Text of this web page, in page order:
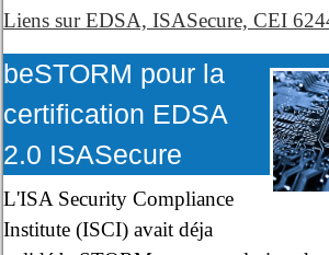
Liens sur EDSA, ISASecure, CEI
beSTORM pour la
certification EDSA
2.0 ISASecure
L'ISA Security Compliance
Institute (ISCI) avait déja